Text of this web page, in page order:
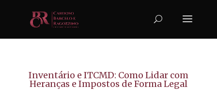
Inventário e ITCMD: Como Lidar com
Heranças e Impostos de Forma Legal